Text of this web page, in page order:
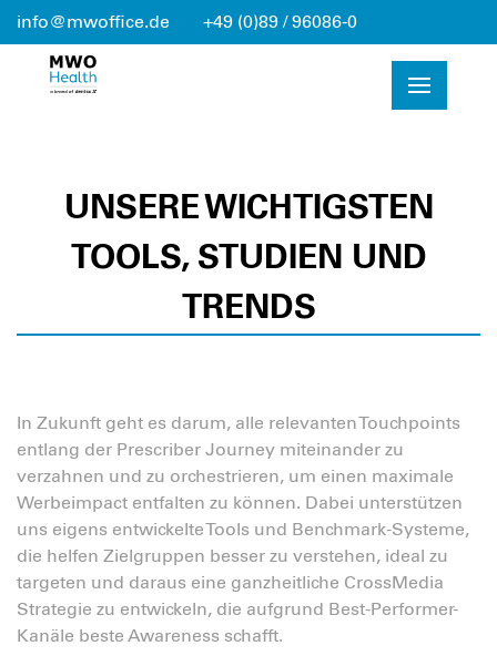
info@mwoffice.de +49 (0)89 / 96086-0
UNSERE WICHTIGSTEN
TOOLS, STUDIEN UND
TRENDS
In Zukunft geht es darum, alle relevanten Touchpoints
entlang der Prescriber Journey miteinander zu
verzahnen und zu orchestrieren, um einen maximale
Werbeimpact entfalten zu können. Dabei unterstützen
uns eigens entwickelte Tools und Benchmark-Systeme,
die helfen Zielgruppen besser zu verstehen, ideal zu
targeten und daraus eine ganzheitliche CrossMedia
Strategie zu entwickeln, die aufgrund Best-Performer-
Kanäle beste Awareness schafft.